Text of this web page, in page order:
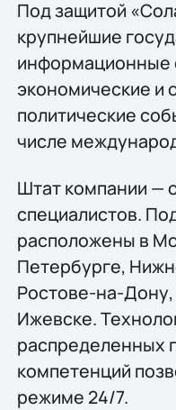
Под защитой
крупнейшие
информационные
экономические и
политические
числе
Штат компании —
специалистов.
расположены в
Петербурге,
Ростове-на-Дону,
Ижевске.
распределенных
компетенций
режиме 24/7.